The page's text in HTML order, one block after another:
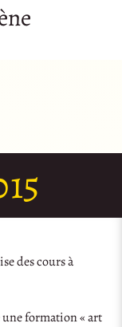
des cours à
une formation « art